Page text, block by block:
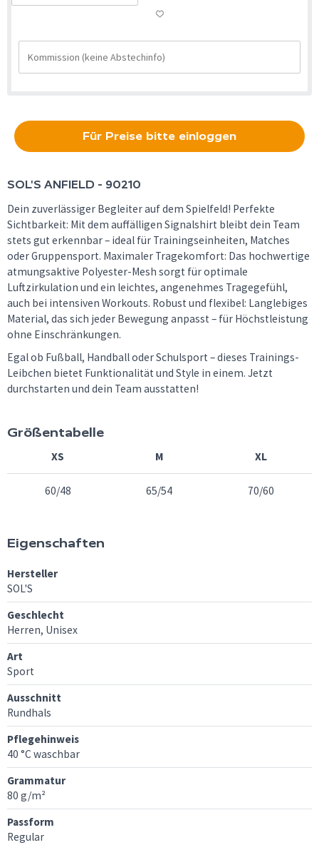
Für Preise bitte einloggen
SOL'S ANFIELD - 90210
Dein zuverlässiger Begleiter auf dem Spielfeld! Perfekte
Sichtbarkeit: Mit dem auffälligen Signalshirt bleibt dein Team
stets gut erkennbar – ideal für Trainingseinheiten, Matches
oder Gruppensport. Maximaler Tragekomfort: Das hochwertige
atmungsaktive Polyester-Mesh sorgt für optimale
Luftzirkulation und ein leichtes, angenehmes Tragegefühl,
auch bei intensiven Workouts. Robust und flexibel: Langlebiges
Material, das sich jeder Bewegung anpasst – für Höchstleistung
ohne Einschränkungen.
Egal ob Fußball, Handball oder Schulsport – dieses Trainings-
Leibchen bietet Funktionalität und Style in einem. Jetzt
durchstarten und dein Team ausstatten!
Größentabelle
XS M XL
60/48 65/54 70/60
Eigenschaften
Hersteller
SOL'S
Geschlecht
Herren, Unisex
Art
Sport
Ausschnitt
Rundhals
Pflegehinweis
40 °C waschbar
Grammatur
80 g/m²
Passform
Regular